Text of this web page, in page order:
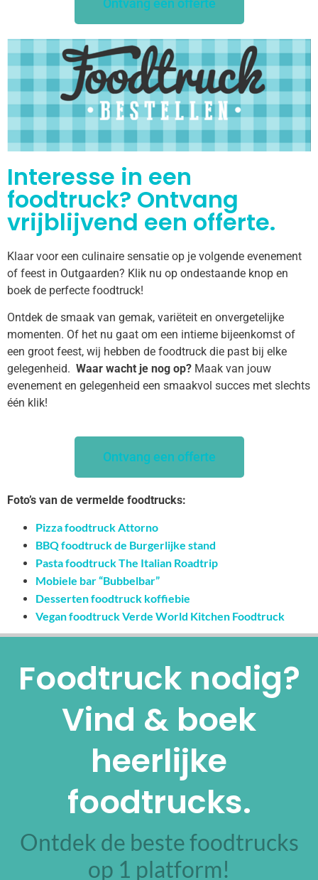
Ontvang een offerte
Interesse in een
foodtruck? Ontvang
vrijblijvend een offerte.
Klaar voor een culinaire sensatie op je volgende evenement
of feest in Outgaarden? Klik nu op ondestaande knop en
boek de perfecte foodtruck!
Ontdek de smaak van gemak, variëteit en onvergetelijke
momenten. Of het nu gaat om een intieme bijeenkomst of
een groot feest, wij hebben de foodtruck die past bij elke
gelegenheid. Waar wacht je nog op? Maak van jouw
evenement en gelegenheid een smaakvol succes met slechts
één klik!
Ontvang een offerte
Foto’s van de vermelde foodtrucks:
Pizza foodtruck Attorno
BBQ foodtruck de Burgerlijke stand
Pasta foodtruck The Italian Roadtrip
Mobiele bar “Bubbelbar”
Desserten foodtruck koffiebie
Vegan foodtruck Verde World Kitchen Foodtruck
Foodtruck nodig?
Vind & boek
heerlijke
foodtrucks.
Ontdek de beste foodtrucks
op 1 platform!